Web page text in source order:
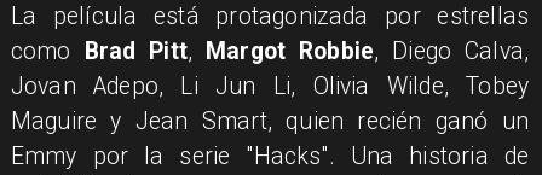
La película está protagonizada por estrellas
como Brad Pitt, Margot Robbie, Diego Calva,
Jovan Adepo, Li Jun Li, Olivia Wilde, Tobey
Maguire y Jean Smart, quien recién ganó un
Emmy por la serie "Hacks". Una historia de